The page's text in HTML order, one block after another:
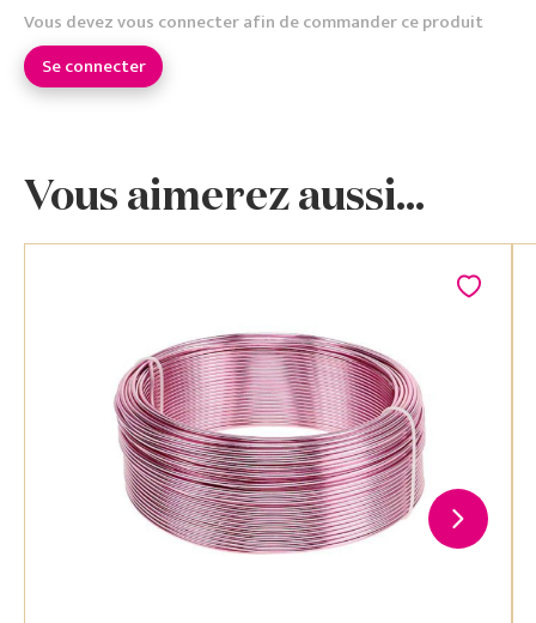
Vous devez vous connecter afin de commander ce produit
Se connecter
Vous aimerez aussi...